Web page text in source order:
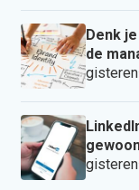
Denk
de
gisteren
gisteren